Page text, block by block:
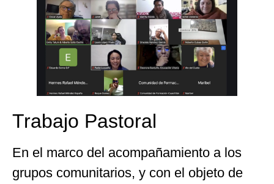
Trabajo Pastoral
En el marco del acompañamiento a los
grupos comunitarios, y con el objeto de